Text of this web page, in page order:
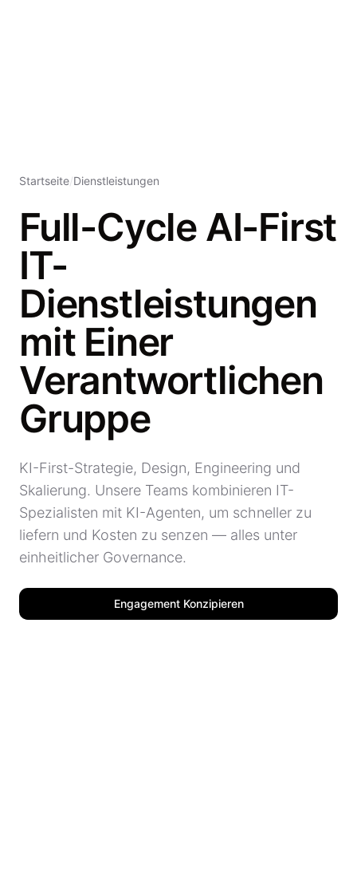
Startseite/Dienstleistungen
Full-Cycle AI-First
IT-
Dienstleistungen
mit Einer
Verantwortlichen
Gruppe
KI-First-Strategie, Design, Engineering und
Skalierung. Unsere Teams kombinieren IT-
Spezialisten mit KI-Agenten, um schneller zu
liefern und Kosten zu senzen — alles unter
einheitlicher Governance.
Engagement Konzipieren